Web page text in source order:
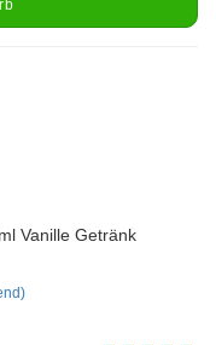
Vanille Getränk